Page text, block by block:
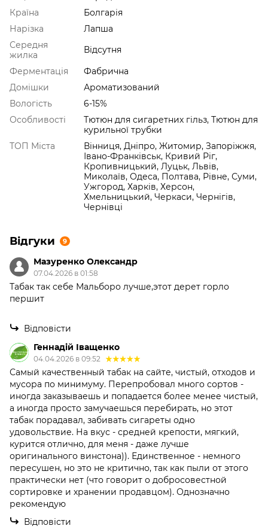
Країна
Болгарія
Нарізка
Лапша
Середня
жилка
Відсутня
Ферментація
Фабрична
Домішки
Ароматизований
Вологість
6-15%
Особливості
Тютюн для сигаретних гільз, Тютюн для
курильної трубки
ТОП Міста
Вінниця, Дніпро, Житомир, Запоріжжя,
Івано-Франківськ, Кривий Ріг,
Кропивницький, Луцьк, Львів,
Миколаїв, Одеса, Полтава, Рівне, Суми,
Ужгород, Харків, Херсон,
Хмельницький, Черкаси, Чернігів,
Чернівці
Відгуки 9
Мазуренко Олександр
07.04.2026 в 01:58
Табак так себе Мальборо лучше,этот дерет горло
першит
Відповісти
Геннадій Іващенко
04.04.2026 в 09:52
Самый качественный табак на сайте, чистый, отходов и
мусора по минимуму. Перепробовал много сортов -
иногда заказываешь и попадается более менее чистый,
а иногда просто замучаешься перебирать, но этот
табак порадавал, забивать сигареты одно
удовольствие. На вкус - средней крепости, мягкий,
курится отлично, для меня - даже лучше
оригинального винстона)). Единственное - немного
пересушен, но это не критично, так как пыли от этого
практически нет (что говорит о добросовестной
сортировке и хранении продавцом). Однозначно
рекомендую
Відповісти